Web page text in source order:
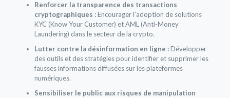
Renforcer la transparence des transactions
cryptographiques :Encourager l’adoption de solutions
KYC (Know Your Customer) et AML (Anti-Money
Laundering) dans le secteur de la crypto.
Lutter contre la désinformation en ligne :Développer
des outils et des stratégies pour identifier et supprimer les
fausses informations diffusées sur les plateformes
numériques.
Sensibiliser le public aux risques de manipulation